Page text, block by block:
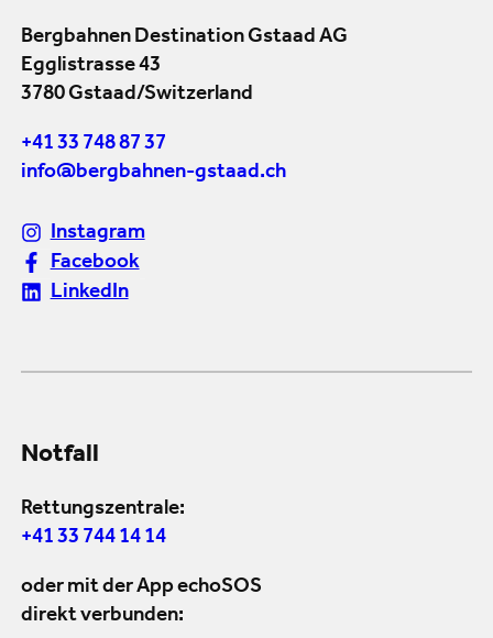
Bergbahnen Destination Gstaad AG
Egglistrasse 43
3780 Gstaad/Switzerland
+41 33 748 87 37
info@bergbahnen-gstaad.ch
Instagram
Facebook
LinkedIn
Notfall
Rettungszentrale:
+41 33 744 14 14
oder mit der App echoSOS
direkt verbunden: